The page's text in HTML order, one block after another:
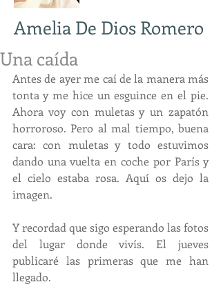
Amelia De Dios Romero
Una caída
Antes de ayer me caí de la manera más
tonta y me hice un esguince en el pie.
Ahora voy con muletas y un zapatón
horroroso. Pero al mal tiempo, buena
cara: con muletas y todo estuvimos
dando una vuelta en coche por París y
el cielo estaba rosa. Aquí os dejo la
imagen.
Y recordad que sigo esperando las fotos
del lugar donde vivís. El jueves
publicaré las primeras que me han
llegado.